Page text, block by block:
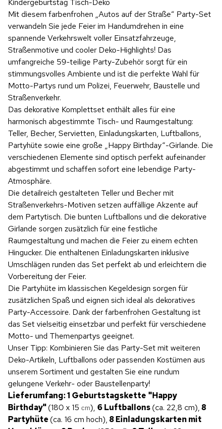
Mit diesem farbenfrohen „Autos auf der Straße“ Party-Set
verwandeln Sie jede Feier im Handumdrehen in eine
spannende Verkehrswelt voller Einsatzfahrzeuge,
Straßenmotive und cooler Deko-Highlights! Das
umfangreiche 59-teilige Party-Zubehör sorgt für ein
stimmungsvolles Ambiente und ist die perfekte Wahl für
Motto-Partys rund um Polizei, Feuerwehr, Baustelle und
Straßenverkehr.
Das dekorative Komplettset enthält alles für eine
harmonisch abgestimmte Tisch- und Raumgestaltung:
Teller, Becher, Servietten, Einladungskarten, Luftballons,
Partyhüte sowie eine große „Happy Birthday“-Girlande. Die
verschiedenen Elemente sind optisch perfekt aufeinander
abgestimmt und schaffen sofort eine lebendige Party-
Atmosphäre.
Die detailreich gestalteten Teller und Becher mit
Straßenverkehrs-Motiven setzen auffällige Akzente auf
dem Partytisch. Die bunten Luftballons und die dekorative
Girlande sorgen zusätzlich für eine festliche
Raumgestaltung und machen die Feier zu einem echten
Hingucker. Die enthaltenen Einladungskarten inklusive
Umschlägen runden das Set perfekt ab und erleichtern die
Vorbereitung der Feier.
Die Partyhüte im klassischen Kegeldesign sorgen für
zusätzlichen Spaß und eignen sich ideal als dekoratives
Party-Accessoire. Dank der farbenfrohen Gestaltung ist
das Set vielseitig einsetzbar und perfekt für verschiedene
Motto- und Themenpartys geeignet.
Unser Tipp: Kombinieren Sie das Party-Set mit weiteren
Deko-Artikeln, Luftballons oder passenden Kostümen aus
unserem Sortiment und gestalten Sie eine rundum
gelungene Verkehr- oder Baustellenparty!
Lieferumfang: 1 Geburtstagskette "Happy
Birthday"(180 x 15 cm), 6 Luftballons(ca. 22,8 cm), 8
Partyhüte(ca. 16 cm hoch), 8 Einladungskarten mit